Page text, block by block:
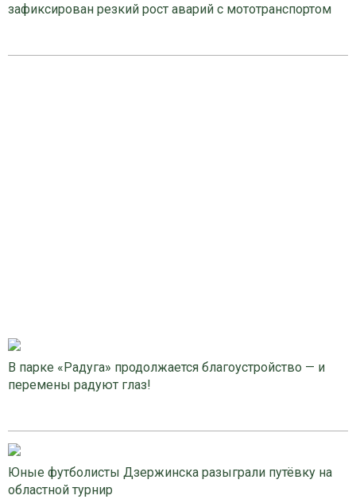
зафиксирован резкий рост аварий с мототранспортом
В парке «Радуга» продолжается благоустройство — и
перемены радуют глаз!
Юные футболисты Дзержинска разыграли путёвку на
областной турнир